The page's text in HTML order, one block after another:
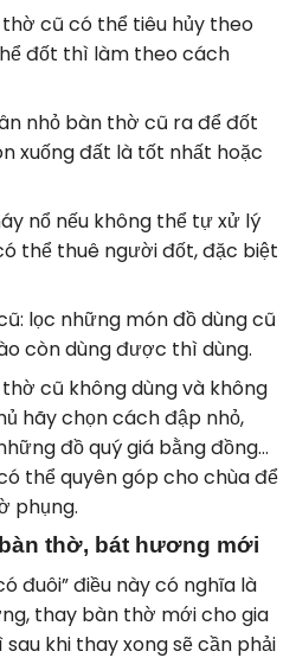
cũ có thể tiêu hủy theo
đốt thì làm theo cách
nhỏ bàn thờ cũ ra để đốt
xuống đất là tốt nhất hoặc
nổ nếu không thể tự xử lý
thể thuê người đốt, đặc biệt
lọc những món đồ dùng cũ
còn dùng được thì dùng.
cũ không dùng và không
hãy chọn cách đập nhỏ,
đồ quý giá bằng đồng…
thể quyên góp cho chùa để
phụng.
thờ, bát hương mới
đuôi” điều này có nghĩa là
thay bàn thờ mới cho gia
khi thay xong sẽ cần phải